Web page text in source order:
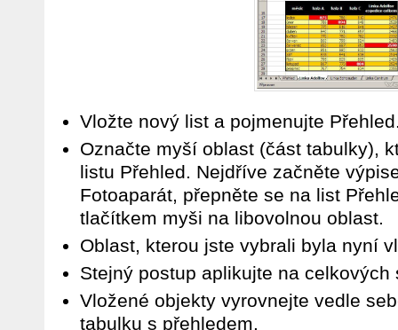
Vložte nový list a pojmenujte
Označte myší oblast (část tabulky),
listu Přehled. Nejdříve začněte
Fotoaparát, přepněte se na list
tlačítkem myši na libovolnou oblast.
Oblast, kterou jste vybrali byla nyní
Stejný postup aplikujte na
Vložené objekty vyrovnejte vedle
tabulku s přehledem.